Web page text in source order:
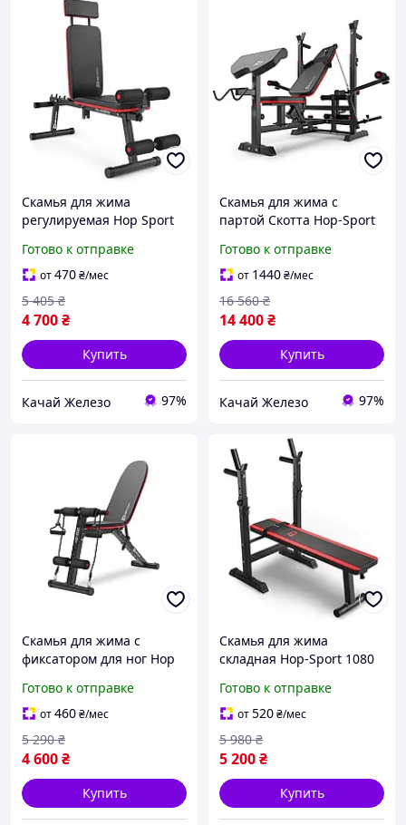
Скамья для жима
регулируемая Hop Sport
Готово к отправке
от470₴/мес
4 700₴
5 405 ₴
Купить
Качай Железо 97%
Скамья для жима с
партой Скотта Hop-Sport
Готово к отправке
от 1440₴/мес
14 400₴
16 560 ₴
Купить
Качай Железо 97%
Скамья для жима с
фиксатором для ног Hop
Готово к отправке
от460₴/мес
4 600₴
5 290 ₴
Купить
Скамья для жима
складная Hop-Sport 1080
Готово к отправке
от520₴/мес
5 200₴
5 980 ₴
Купить